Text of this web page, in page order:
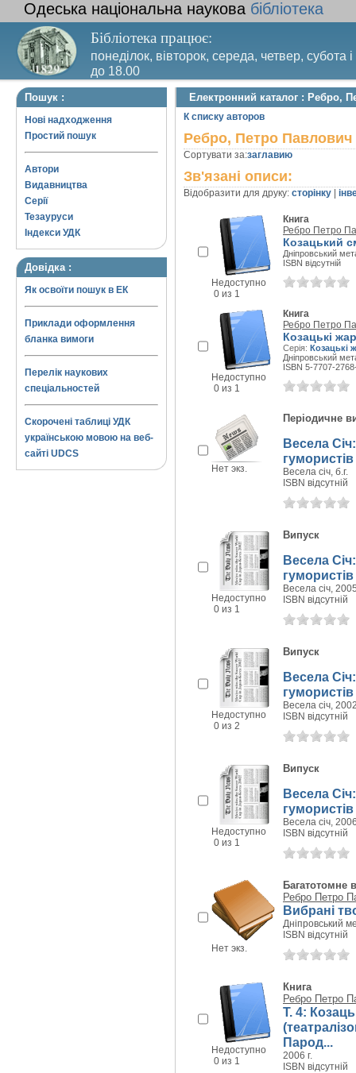
Одеська національна наукова бібліотека
Бібліотека працює:
понеділок, вівторок, середа, четвер, субота
до 18.00
Вихідний день – п’ятниця. Останній четвер
Пошук :
Нові надходження
Простий пошук
Автори
Видавництва
Серії
Тезауруси
Індекси УДК
Довідка :
Як освоїти пошук в ЕК
Приклади оформлення
бланка вимоги
Перелік наукових
спеціальностей
Скорочені таблиці УДК
українською мовою на веб-
сайті UDCS
Електронний каталог : Ребро,
К списку авторов
Ребро, Петро Павлович
Сортувати за:заглавию
Зв'язані описи:
Відобразити для друку: сторінку
Недоступно
0 из 1
Книга
Ребро Петро
Козацький
Дніпровський
ISBN відсутній
Недоступно
0 из 1
Книга
Ребро Петро
Козацькі
Серія: Козацькі
Дніпровський
ISBN 5-7707-
Нет экз.
Періодичне
Весела
гумористів
Весела січ, б.г.
ISBN відсутній
Недоступно
0 из 1
Випуск
Весела
Весела січ,
ISBN відсутній
Недоступно
0 из 2
Випуск
Весела
Весела січ,
ISBN відсутній
Недоступно
0 из 1
Випуск
Весела
Весела січ,
ISBN відсутній
Нет экз.
Багатотомне
Ребро Петро
Вибрані
Дніпровський
ISBN відсутній
Недоступно
0 из 1
Книга
Ребро Петро
Т. 4:
Парод...
2006 г.
ISBN відсутній